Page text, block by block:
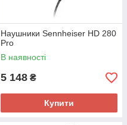
Наушники Sennheiser HD 280
Pro
В наявності
5 148 ₴
Купити